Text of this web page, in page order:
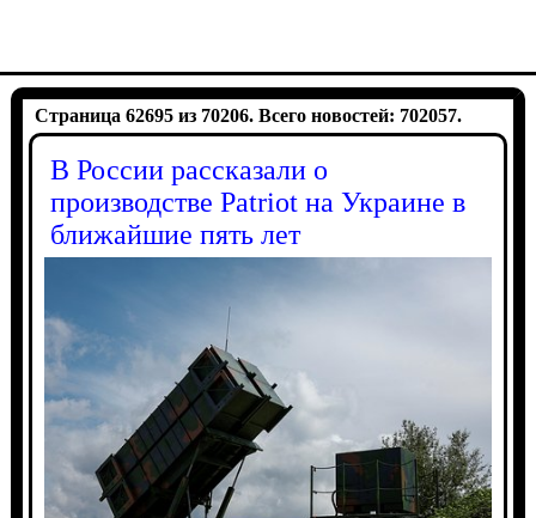
Страница 62695 из 70206. Всего новостей: 702057.
В России рассказали о
производстве Patriot на Украине в
ближайшие пять лет